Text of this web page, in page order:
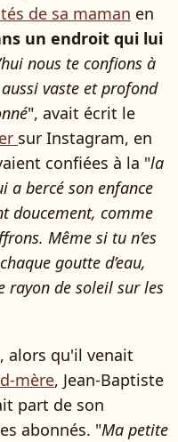
de sa maman en
un endroit qui lui
nous te confions à
vaste et profond
", avait écrit le
sur Instagram, en
confiées à la "la
a bercé son enfance
doucement, comme
Même si tu n’es
goutte d’eau,
rayon de soleil sur les
alors qu'il venait
mère, Jean-Baptiste
part de son
abonnés. "Ma petite